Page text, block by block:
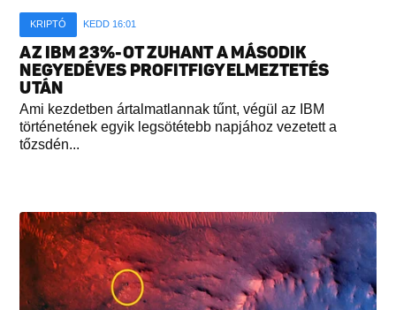
KRIPTÓ KEDD 16:01
AZ IBM 23%-OT ZUHANT A MÁSODIK
NEGYEDÉVES PROFITFIGYELMEZTETÉS
UTÁN
Ami kezdetben ártalmatlannak tűnt, végül az IBM
történetének egyik legsötétebb napjához vezetett a
tőzsdén...